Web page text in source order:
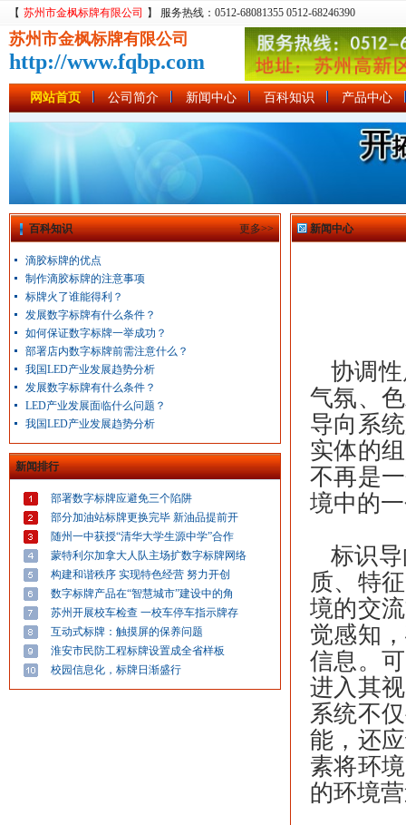
【 苏州市金枫标牌有限公司 】 服务热线：0512-68081355 0512-68246390
苏州市金枫标牌有限公司
http://www.fqbp.com
网站首页 公司简介 新闻中心 百科知识 产品中心
百科知识 更多>>
滴胶标牌的优点
制作滴胶标牌的注意事项
标牌火了谁能得利？
发展数字标牌有什么条件？
如何保证数字标牌一举成功？
部署店内数字标牌前需注意什么？
我国LED产业发展趋势分析
发展数字标牌有什么条件？
LED产业发展面临什么问题？
我国LED产业发展趋势分析
新闻排行
部署数字标牌应避免三个陷阱
部分加油站标牌更换完毕 新油品提前开
随州一中获授“清华大学生源中学”合作
蒙特利尔加拿大人队主场扩数字标牌网络
构建和谐秩序 实现特色经营 努力开创
数字标牌产品在“智慧城市”建设中的角
苏州开展校车检查 一校车停车指示牌存
互动式标牌：触摸屏的保养问题
淮安市民防工程标牌设置成全省样板
校园信息化，标牌日渐盛行
新闻中心
协调性
气氛、
导向系
实体的
不再是
境中的
标识
质、特
境的交
觉感知
信息。
进入其
系统不
能，还
素将环
的环境